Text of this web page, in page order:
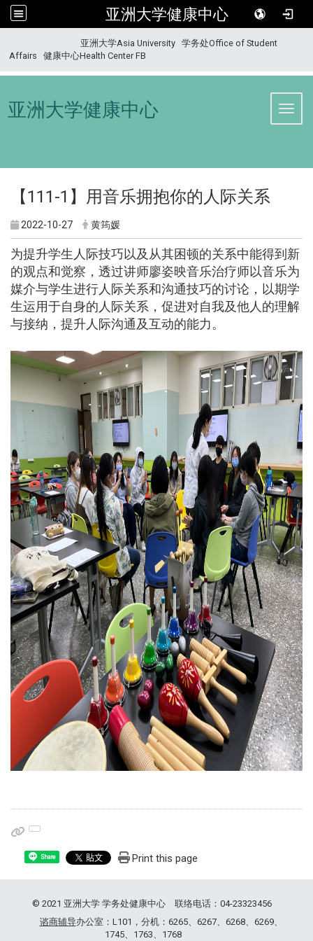
亚洲大学健康中心
亚洲大学Asia University
学务处Office of Student
Affairs
健康中心Health Center FB
亚洲大学健康中心
【111-1】 用音乐拥抱你的人际关系
2022-10-27 黄筠媛
为提升学生人际技巧以及从其困顿的关系中能得到新
的观点和觉察，透过讲师廖姿映音乐治疗师以音乐为
媒介与学生进行人际关系和沟通技巧的讨论，以期学
生运用于自身的人际关系，促进对自我及他人的理解
与接纳，提升人际沟通及互动的能力。
Share Print this page
© 2021 亚洲大学 学务处健康中心 联络电话：04-23323456
谘商辅导办公室：L101，分机：6265、6267、6268、6269、
1745、1763、1768